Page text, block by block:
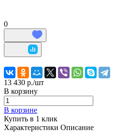
0
13 430 р./шт
В корзину
В корзине
Купить в 1 клик
Характеристики Описание